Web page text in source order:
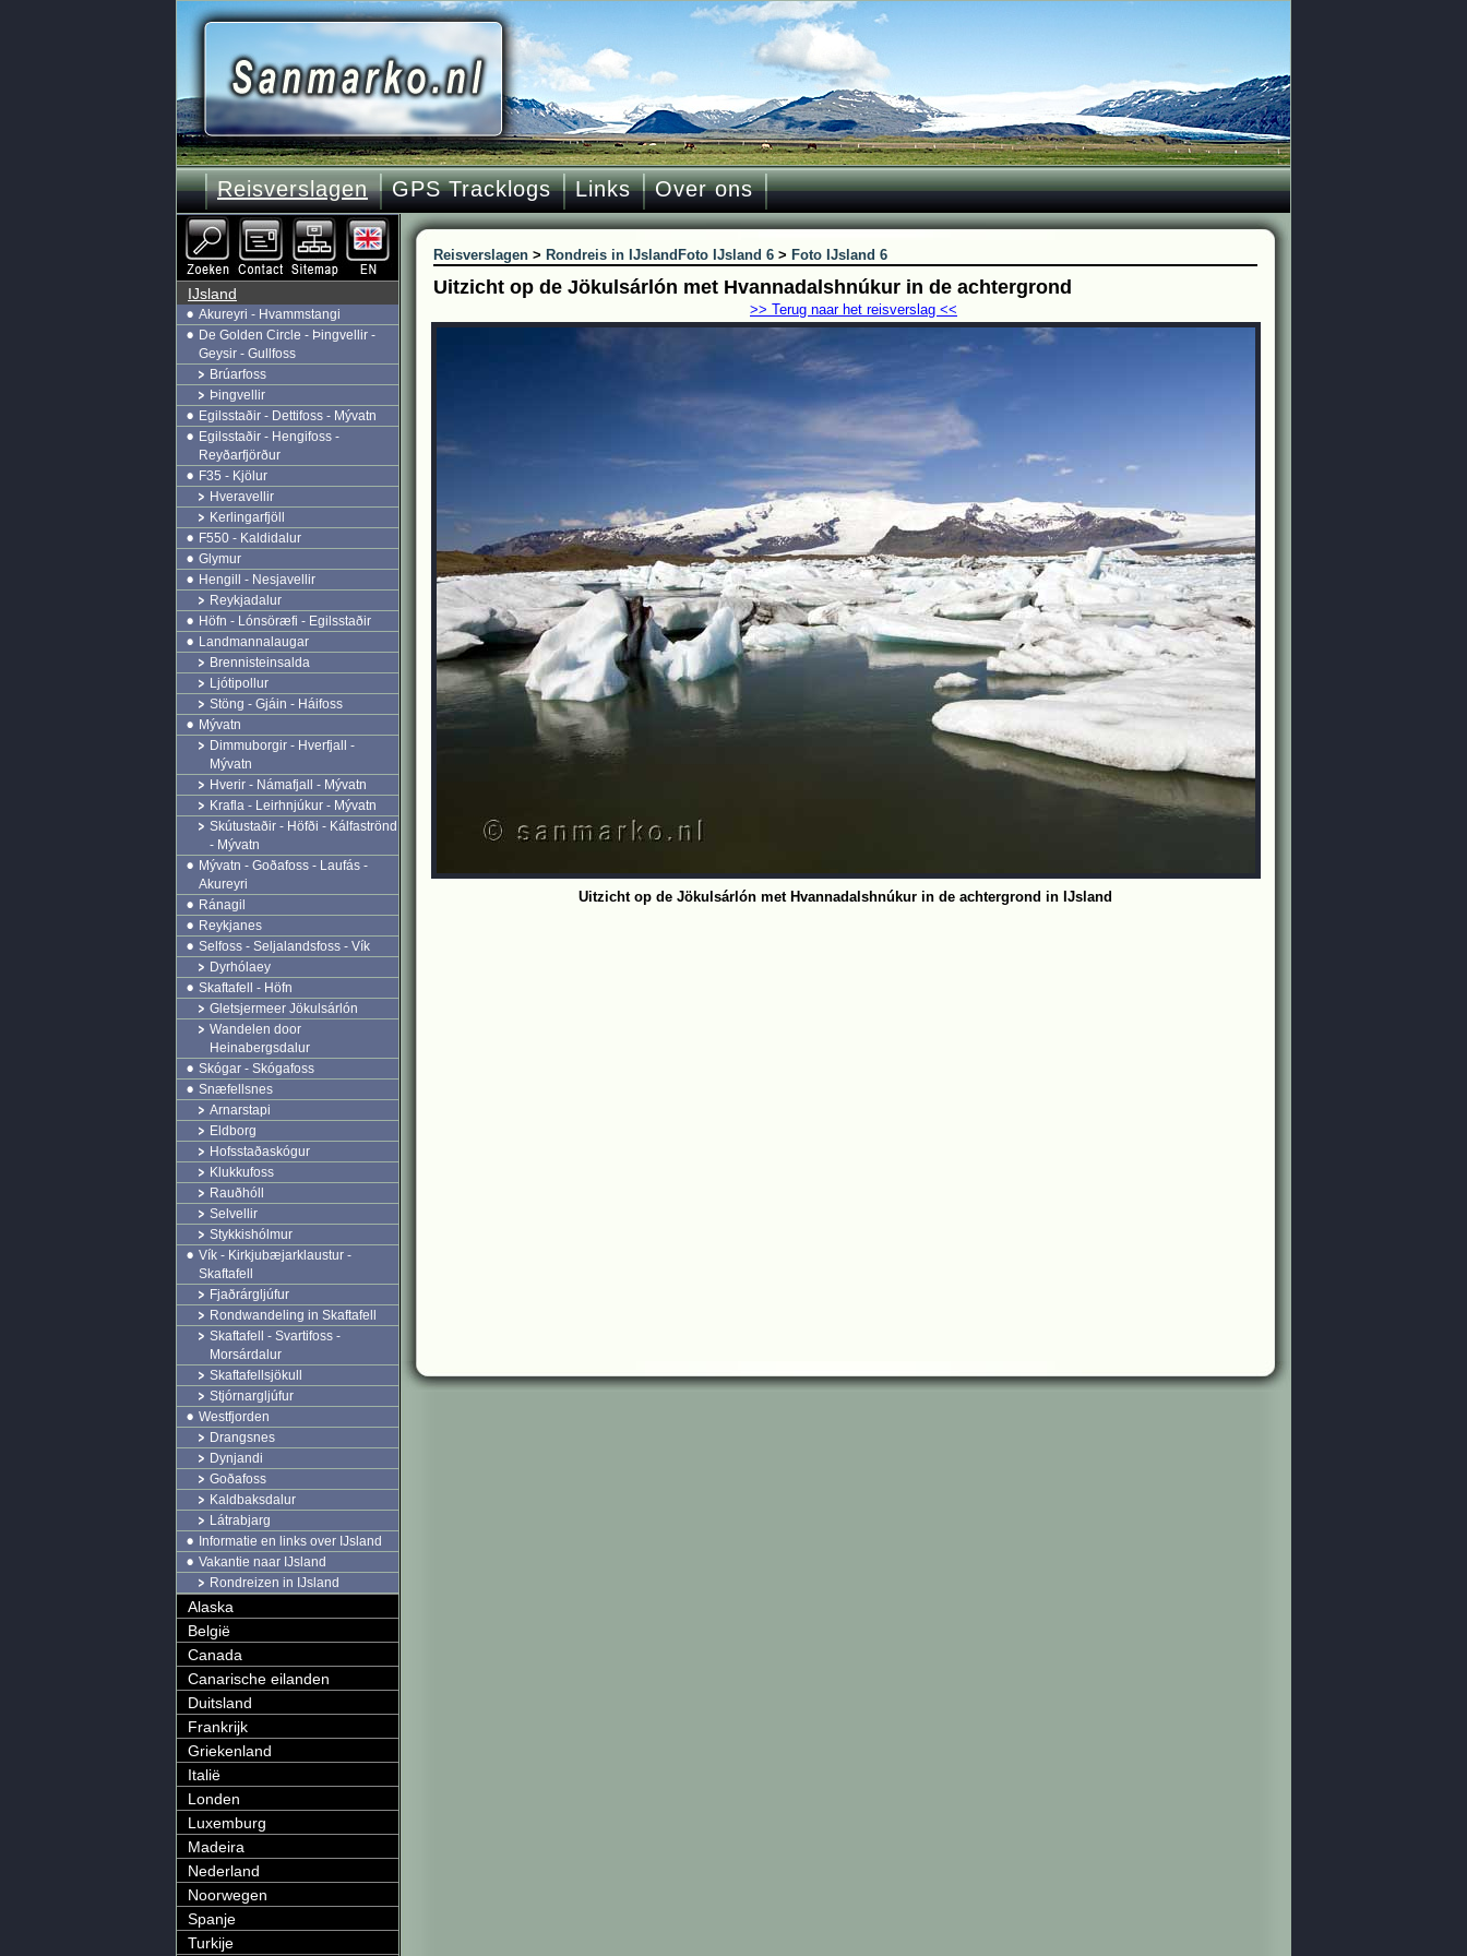
Reisverslagen GPS Tracklogs Links Over ons
Reisverslagen > Rondreis in IJsland Foto IJsland 6 > Foto IJsland 6
Uitzicht op de Jökulsárlón met Hvannadalshnúkur in de achtergrond
>> Terug naar het reisverslag <<
Uitzicht op de Jökulsárlón met Hvannadalshnúkur in de achtergrond in IJsland
IJsland
Akureyri - Hvammstangi
De Golden Circle - Þingvellir -
Geysir - Gullfoss
Brúarfoss
Þingvellir
Egilsstaðir - Dettifoss - Mývatn
Egilsstaðir - Hengifoss -
Reyðarfjörður
F35 - Kjölur
Hveravellir
Kerlingarfjöll
F550 - Kaldidalur
Glymur
Hengill - Nesjavellir
Reykjadalur
Höfn - Lónsöræfi - Egilsstaðir
Landmannalaugar
Brennisteinsalda
Ljótipollur
Stöng - Gjáin - Háifoss
Mývatn
Dimmuborgir - Hverfjall -
Mývatn
Hverir - Námafjall - Mývatn
Krafla - Leirhnjúkur - Mývatn
Skútustaðir - Höfði - Kálfaströnd
- Mývatn
Mývatn - Goðafoss - Laufás -
Akureyri
Ránagil
Reykjanes
Selfoss - Seljalandsfoss - Vík
Dyrhólaey
Skaftafell - Höfn
Gletsjermeer Jökulsárlón
Wandelen door
Heinabergsdalur
Skógar - Skógafoss
Snæfellsnes
Arnarstapi
Eldborg
Hofsstaðaskógur
Klukkufoss
Rauðhóll
Selvellir
Stykkishólmur
Vík - Kirkjubæjarklaustur -
Skaftafell
Fjaðrárgljúfur
Rondwandeling in Skaftafell
Skaftafell - Svartifoss -
Morsárdalur
Skaftafellsjökull
Stjórnargljúfur
Westfjorden
Drangsnes
Dynjandi
Goðafoss
Kaldbaksdalur
Látrabjarg
Informatie en links over IJsland
Vakantie naar IJsland
Rondreizen in IJsland
Alaska
België
Canada
Canarische eilanden
Duitsland
Frankrijk
Griekenland
Italië
Londen
Luxemburg
Madeira
Nederland
Noorwegen
Spanje
Turkije